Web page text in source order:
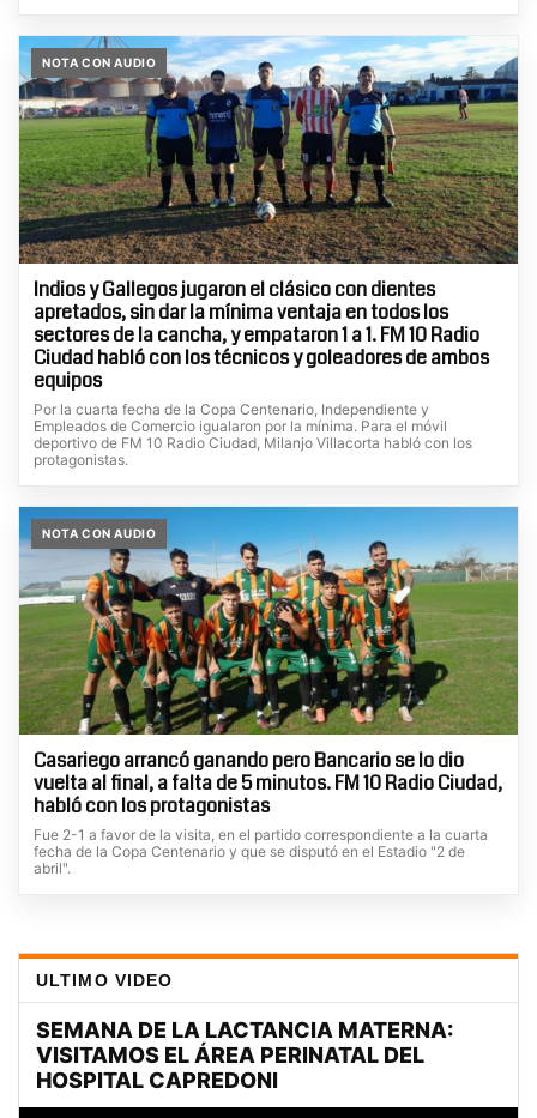
NOTA CON AUDIO
Indios y Gallegos jugaron el clásico con dientes
apretados, sin dar la mínima ventaja en todos los
sectores de la cancha, y empataron 1 a 1. FM 10 Radio
Ciudad habló con los técnicos y goleadores de ambos
equipos
Por la cuarta fecha de la Copa Centenario, Independiente y
Empleados de Comercio igualaron por la mínima. Para el móvil
deportivo de FM 10 Radio Ciudad, Milanjo Villacorta habló con los
protagonistas.
NOTA CON AUDIO
Casariego arrancó ganando pero Bancario se lo dio
vuelta al final, a falta de 5 minutos. FM 10 Radio Ciudad,
habló con los protagonistas
Fue 2-1 a favor de la visita, en el partido correspondiente a la cuarta
fecha de la Copa Centenario y que se disputó en el Estadio "2 de
abril".
ULTIMO VIDEO